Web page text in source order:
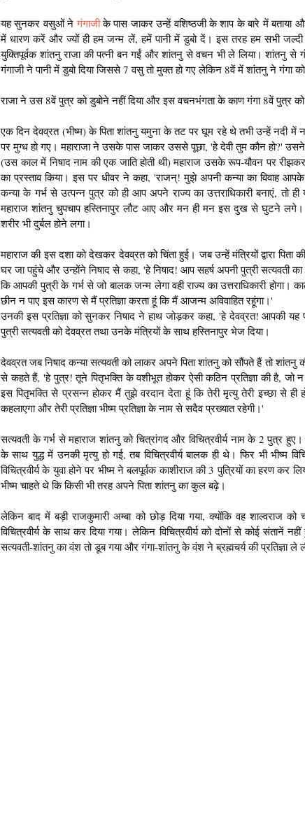
यह सुनकर वसुओं ने गंगाजी के पास जाकर उन्हें वशिष्ठजी के शाप के बारे में बताया
में धारण करें और ज्यों ही हम जन्म लें, हमें पानी में डुबो दें। इस तरह हम सभी
युक्तिपूर्वक शांतनु राजा की पत्नी बन गईं और शांतनु से वचन भी ले लिया। शांतनु से
गंगाजी ने पानी में डुबो दिया जिससे 7 वसु तो मुक्त हो गए लेकिन 8वें में शांतनु ने गंगा
राजा ने उस 8वें पुत्र को डुबोने नहीं दिया और इस वचनभंगता के काण गंगा 8वें पुत्र
एक दिन देवव्रत (भीष्म) के पिता शांतनु यमुना के तट पर घूम रहे थे तभी उन्हें नदी
पर मुग्ध हो गए। महाराजा ने उसके पास जाकर उससे पूछा, 'हे देवी तुम कौन हो?' उसने
(उस काल में निषाद नाम की एक जाति होती थी) महाराज उसके रूप-यौवन पर
का प्रस्ताव किया। इस पर धीवर ने कहा, 'राजन्! मुझे अपनी कन्या का विवाह
कन्या के गर्भ से उत्पन्न पुत्र को ही आप अपने राज्य का उत्तराधिकारी बनाएं, तो
महाराज शांतनु चुपचाप हस्तिनापुर लौट आए और मन ही मन इस दुख से घुटने
शरीर भी दुर्बल होने लगा।
महाराज की इस दशा को देखकर देवव्रत को चिंता हुई। जब उन्हें मंत्रियों द्वारा पिता
घर जा पहुंचे और उन्होंने निषाद से कहा, 'हे निषाद! आप सहर्ष अपनी पुत्री सत्यवती
कि आपकी पुत्री के गर्भ से जो बालक जन्म लेगा वही राज्य का उत्तराधिकारी
छीन न पाए इस कारण से मैं प्रतिज्ञा करता हूं कि मैं आजन्म अविवाहित रहूंगा।'
उनकी इस प्रतिज्ञा को सुनकर निषाद ने हाथ जोड़कर कहा, 'हे देवव्रत! आपकी यह
पुत्री सत्यवती को देवव्रत तथा उनके मंत्रियों के साथ हस्तिनापुर भेज दिया।
देवव्रत जब निषाद कन्या सत्यवती को लाकर अपने पिता शांतनु को सौंपते हैं तो शांतनु
से कहते हैं, 'हे पुत्र! तूने पितृभक्ति के वशीभूत होकर ऐसी कठिन प्रतिज्ञा की है,
इस पितृभक्ति से प्रसन्न होकर मैं तुझे वरदान देता हूं कि तेरी मृत्यु तेरी इच्छा से ही
कहलाएगा और तेरी प्रतिज्ञा भीष्म प्रतिज्ञा के नाम से सदैव प्रख्यात रहेगी।'
सत्यवती के गर्भ से महाराज शांतनु को चित्रांगद और विचित्रवीर्य नाम के 2 पुत्र
के साथ युद्ध में उनकी मृत्यु हो गई, तब विचित्रवीर्य बालक ही थे। फिर भी भीष्म
विचित्रवीर्य के युवा होने पर भीष्म ने बलपूर्वक काशीराज की 3 पुत्रियों का हरण कर
भीष्म चाहते थे कि किसी भी तरह अपने पिता शांतनु का कुल बढ़े।
लेकिन बाद में बड़ी राजकुमारी अम्बा को छोड़ दिया गया, क्योंकि वह शाल्वराज को
विचित्रवीर्य के साथ कर दिया गया। लेकिन विचित्रवीर्य को दोनों से कोई संतानें
सत्यवती-शांतनु का वंश तो डूब गया और गंगा-शांतनु के वंश ने ब्रह्मचर्य की प्रतिज्ञा ले